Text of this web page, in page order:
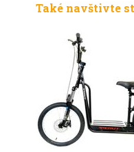
Také navštivte